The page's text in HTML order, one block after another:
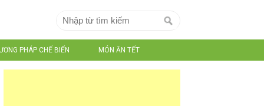
PHÁP CHẾ BIẾN MÓN ĂN TẾT